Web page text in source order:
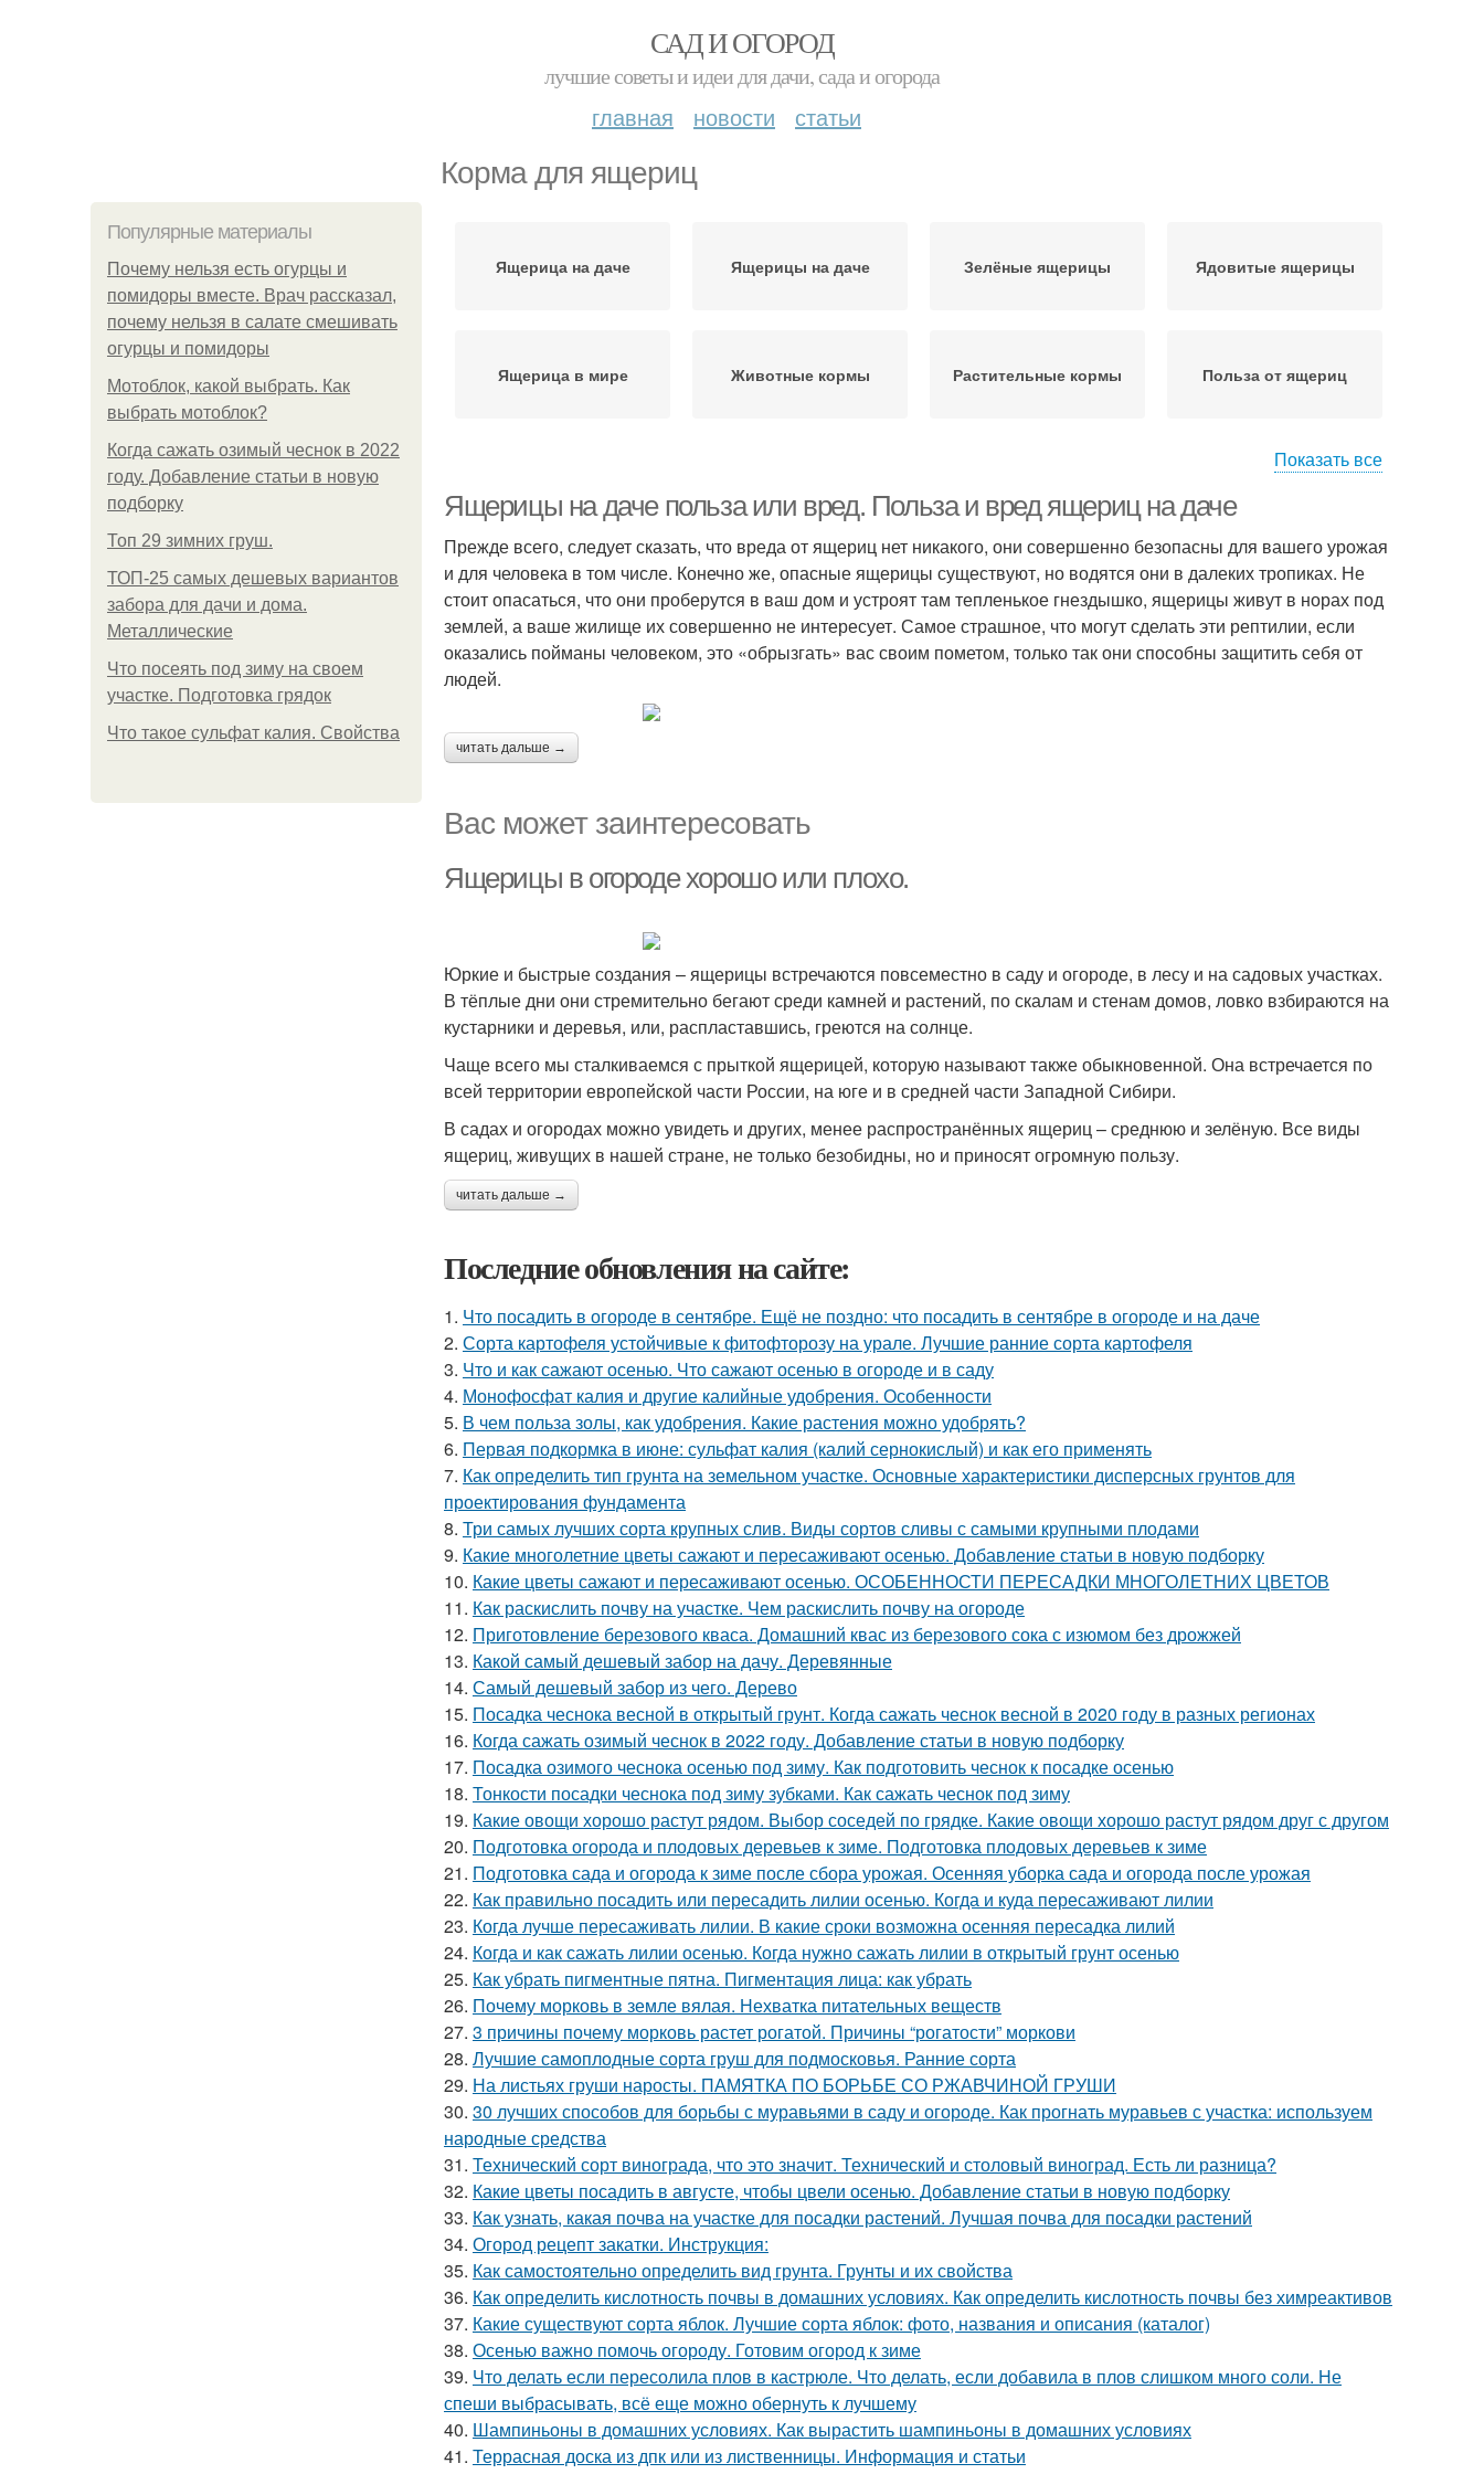
САД И ОГОРОД
лучшие советы и идеи для дачи, сада и огорода
главная новости статьи
Корма для ящериц
Популярные материалы
Почему нельзя есть огурцы и
помидоры вместе. Врач рассказал,
почему нельзя в салате смешивать
огурцы и помидоры
Мотоблок, какой выбрать. Как
выбрать мотоблок?
Когда сажать озимый чеснок в 2022
году. Добавление статьи в новую
подборку
Топ 29 зимних груш.
ТОП-25 самых дешевых вариантов
забора для дачи и дома.
Металлические
Что посеять под зиму на своем
участке. Подготовка грядок
Что такое сульфат калия. Свойства
Ящерица на даче Ящерицы на даче Зелёные ящерицы Ядовитые ящерицы
Ящерица в мире Животные кормы Растительные кормы Польза от ящериц
Показать все
Ящерицы на даче польза или вред. Польза и вред ящериц на даче
Прежде всего, следует сказать, что вреда от ящериц нет никакого, они совершенно безопасны для вашего урожая
и для человека в том числе. Конечно же, опасные ящерицы существуют, но водятся они в далеких тропиках. Не
стоит опасаться, что они проберутся в ваш дом и устроят там тепленькое гнездышко, ящерицы живут в норах под
землей, а ваше жилище их совершенно не интересует. Самое страшное, что могут сделать эти рептилии, если
оказались пойманы человеком, это «обрызгать» вас своим пометом, только так они способны защитить себя от
людей.
читать дальше →
Вас может заинтересовать
Ящерицы в огороде хорошо или плохо.
Юркие и быстрые создания – ящерицы встречаются повсеместно в саду и огороде, в лесу и на садовых участках.
В тёплые дни они стремительно бегают среди камней и растений, по скалам и стенам домов, ловко взбираются на
кустарники и деревья, или, распластавшись, греются на солнце.
Чаще всего мы сталкиваемся с прыткой ящерицей, которую называют также обыкновенной. Она встречается по
всей территории европейской части России, на юге и в средней части Западной Сибири.
В садах и огородах можно увидеть и других, менее распространённых ящериц – среднюю и зелёную. Все виды
ящериц, живущих в нашей стране, не только безобидны, но и приносят огромную пользу.
читать дальше →
Последние обновления на сайте:
1. Что посадить в огороде в сентябре. Ещё не поздно: что посадить в сентябре в огороде и на даче
2. Сорта картофеля устойчивые к фитофторозу на урале. Лучшие ранние сорта картофеля
3. Что и как сажают осенью. Что сажают осенью в огороде и в саду
4. Монофосфат калия и другие калийные удобрения. Особенности
5. В чем польза золы, как удобрения. Какие растения можно удобрять?
6. Первая подкормка в июне: сульфат калия (калий сернокислый) и как его применять
7. Как определить тип грунта на земельном участке. Основные характеристики дисперсных грунтов для
проектирования фундамента
8. Три самых лучших сорта крупных слив. Виды сортов сливы с самыми крупными плодами
9. Какие многолетние цветы сажают и пересаживают осенью. Добавление статьи в новую подборку
10. Какие цветы сажают и пересаживают осенью. ОСОБЕННОСТИ ПЕРЕСАДКИ МНОГОЛЕТНИХ ЦВЕТОВ
11. Как раскислить почву на участке. Чем раскислить почву на огороде
12. Приготовление березового кваса. Домашний квас из березового сока с изюмом без дрожжей
13. Какой самый дешевый забор на дачу. Деревянные
14. Самый дешевый забор из чего. Дерево
15. Посадка чеснока весной в открытый грунт. Когда сажать чеснок весной в 2020 году в разных регионах
16. Когда сажать озимый чеснок в 2022 году. Добавление статьи в новую подборку
17. Посадка озимого чеснока осенью под зиму. Как подготовить чеснок к посадке осенью
18. Тонкости посадки чеснока под зиму зубками. Как сажать чеснок под зиму
19. Какие овощи хорошо растут рядом. Выбор соседей по грядке. Какие овощи хорошо растут рядом друг с другом
20. Подготовка огорода и плодовых деревьев к зиме. Подготовка плодовых деревьев к зиме
21. Подготовка сада и огорода к зиме после сбора урожая. Осенняя уборка сада и огорода после урожая
22. Как правильно посадить или пересадить лилии осенью. Когда и куда пересаживают лилии
23. Когда лучше пересаживать лилии. В какие сроки возможна осенняя пересадка лилий
24. Когда и как сажать лилии осенью. Когда нужно сажать лилии в открытый грунт осенью
25. Как убрать пигментные пятна. Пигментация лица: как убрать
26. Почему морковь в земле вялая. Нехватка питательных веществ
27. 3 причины почему морковь растет рогатой. Причины “рогатости” моркови
28. Лучшие самоплодные сорта груш для подмосковья. Ранние сорта
29. На листьях груши наросты. ПАМЯТКА ПО БОРЬБЕ СО РЖАВЧИНОЙ ГРУШИ
30. 30 лучших способов для борьбы с муравьями в саду и огороде. Как прогнать муравьев с участка: используем
народные средства
31. Технический сорт винограда, что это значит. Технический и столовый виноград. Есть ли разница?
32. Какие цветы посадить в августе, чтобы цвели осенью. Добавление статьи в новую подборку
33. Как узнать, какая почва на участке для посадки растений. Лучшая почва для посадки растений
34. Огород рецепт закатки. Инструкция:
35. Как самостоятельно определить вид грунта. Грунты и их свойства
36. Как определить кислотность почвы в домашних условиях. Как определить кислотность почвы без химреактивов
37. Какие существуют сорта яблок. Лучшие сорта яблок: фото, названия и описания (каталог)
38. Осенью важно помочь огороду. Готовим огород к зиме
39. Что делать если пересолила плов в кастрюле. Что делать, если добавила в плов слишком много соли. Не
спеши выбрасывать, всё еще можно обернуть к лучшему
40. Шампиньоны в домашних условиях. Как вырастить шампиньоны в домашних условиях
41. Террасная доска из дпк или из лиственницы. Информация и статьи